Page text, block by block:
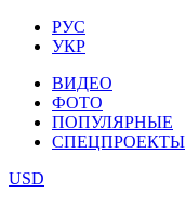
РУС
УКР
ВИДЕО
ФОТО
ПОПУЛЯРНЫЕ
СПЕЦПРОЕКТЫ
USD